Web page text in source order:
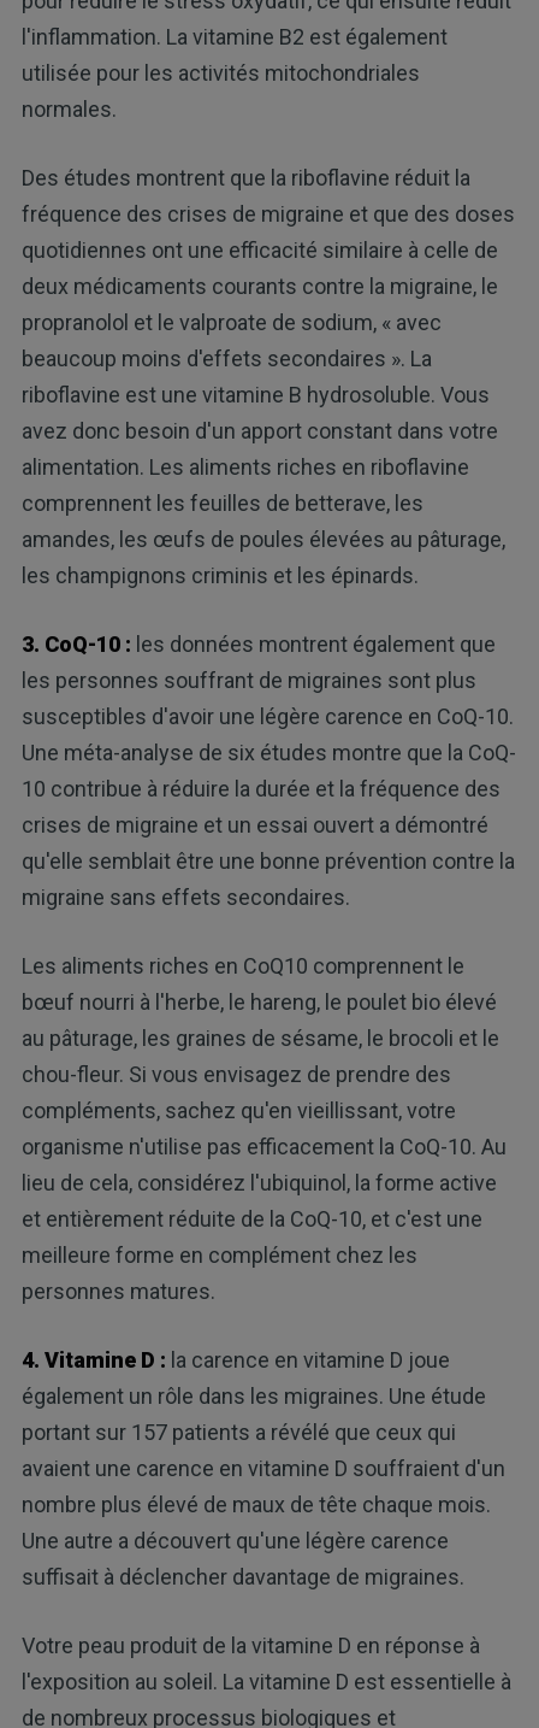
l'inflammation. La vitamine B2 est également
utilisée pour les activités mitochondriales
normales.
Des études montrent que la riboflavine réduit la
fréquence des crises de migraine et que des doses
quotidiennes ont une efficacité similaire à celle de
deux médicaments courants contre la migraine, le
propranolol et le valproate de sodium, « avec
beaucoup moins d'effets secondaires ». La
riboflavine est une vitamine B hydrosoluble. Vous
avez donc besoin d'un apport constant dans votre
alimentation. Les aliments riches en riboflavine
comprennent les feuilles de betterave, les
amandes, les œufs de poules élevées au pâturage,
les champignons criminis et les épinards.
3. CoQ-10 : les données montrent également que
les personnes souffrant de migraines sont plus
susceptibles d'avoir une légère carence en CoQ-10.
Une méta-analyse de six études montre que la CoQ-
10 contribue à réduire la durée et la fréquence des
crises de migraine et un essai ouvert a démontré
qu'elle semblait être une bonne prévention contre la
migraine sans effets secondaires.
Les aliments riches en CoQ10 comprennent le
bœuf nourri à l'herbe, le hareng, le poulet bio élevé
au pâturage, les graines de sésame, le brocoli et le
chou-fleur. Si vous envisagez de prendre des
compléments, sachez qu'en vieillissant, votre
organisme n'utilise pas efficacement la CoQ-10. Au
lieu de cela, considérez l'ubiquinol, la forme active
et entièrement réduite de la CoQ-10, et c'est une
meilleure forme en complément chez les
personnes matures.
4. Vitamine D : la carence en vitamine D joue
également un rôle dans les migraines. Une étude
portant sur 157 patients a révélé que ceux qui
avaient une carence en vitamine D souffraient d'un
nombre plus élevé de maux de tête chaque mois.
Une autre a découvert qu'une légère carence
suffisait à déclencher davantage de migraines.
Votre peau produit de la vitamine D en réponse à
l'exposition au soleil. La vitamine D est essentielle à
de nombreux processus biologiques et